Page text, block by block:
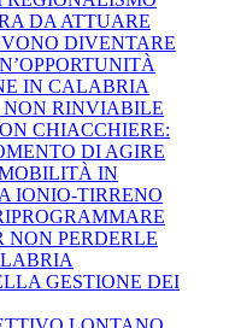
DA ATTUARE
DIVENTARE
IN CALABRIA
NON RINVIABILE
CHIACCHIERE:
DI AGIRE
IN
IONIO-TIRRENO
NON PERDERLE
GESTIONE DEI